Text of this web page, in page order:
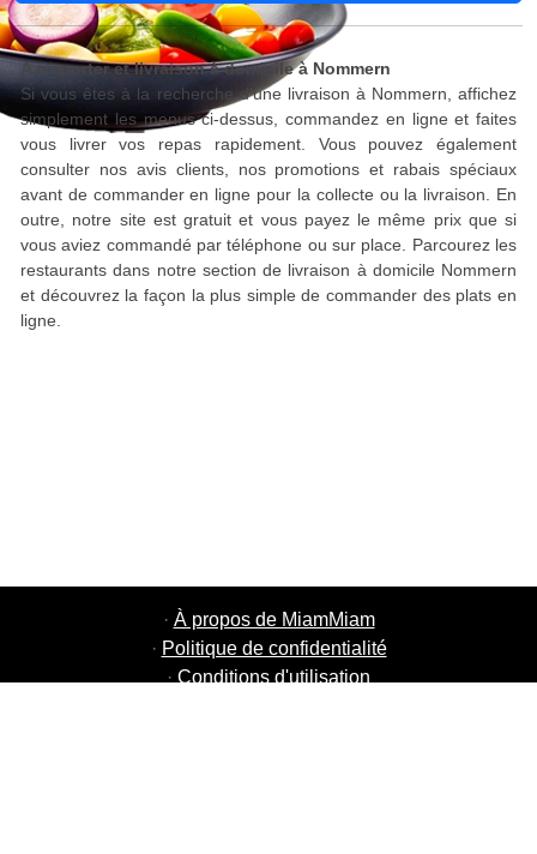
A emporter et livraison à domicile à Nommern
Si vous êtes à la recherche d'une livraison à Nommern, affichez
simplement les menus ci-dessus, commandez en ligne et faites
vous livrer vos repas rapidement. Vous pouvez également
consulter nos avis clients, nos promotions et rabais spéciaux
avant de commander en ligne pour la collecte ou la livraison. En
outre, notre site est gratuit et vous payez le même prix que si
vous aviez commandé par téléphone ou sur place. Parcourez les
restaurants dans notre section de livraison à domicile Nommern
et découvrez la façon la plus simple de commander des plats en
ligne.
· À propos de MiamMiam
· Politique de confidentialité
· Conditions d'utilisation